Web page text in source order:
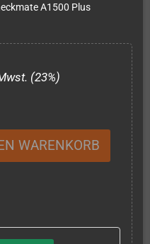
A1500 Plus
(23%)
WARENKORB